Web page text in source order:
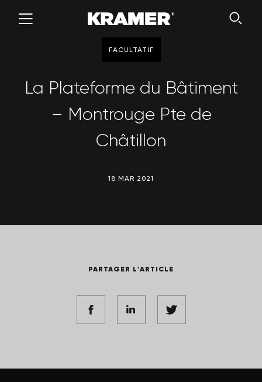
FACULTATIF
La Plateforme du Bâtiment
– Montrouge Pte de
Châtillon
18 MAR 2021
PARTAGER L'ARTICLE